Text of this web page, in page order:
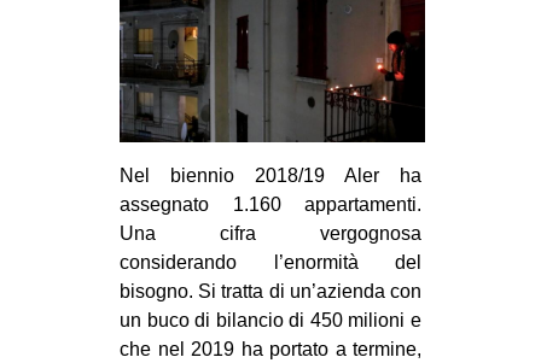
Nel biennio 2018/19 Aler ha
assegnato 1.160 appartamenti.
Una cifra vergognosa
considerando l’enormità del
bisogno. Si tratta di un’azienda con
un buco di bilancio di 450 milioni e
che nel 2019 ha portato a termine,